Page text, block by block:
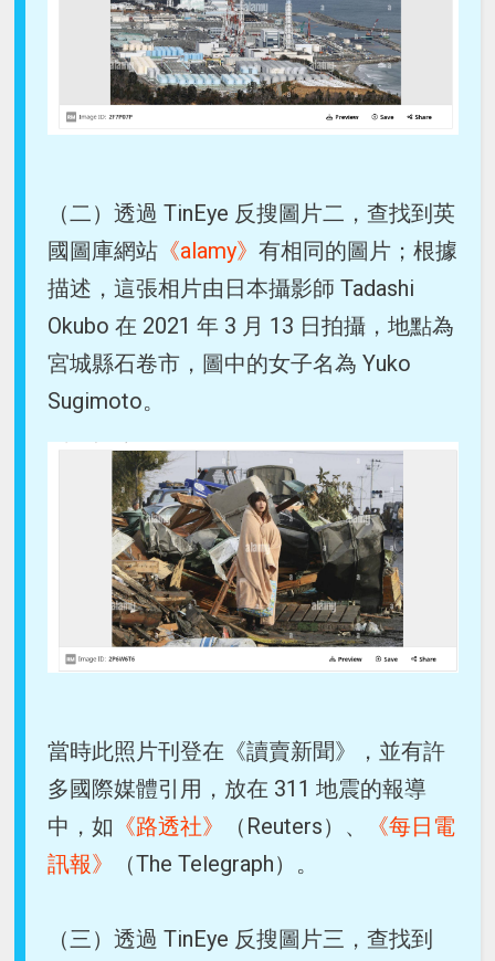
（二）透過 TinEye 反搜圖片二，查找到英
國圖庫網站 《alamy》有相同的圖片；根據
描述，這張相片由日本攝影師 Tadashi
Okubo 在 2021 年 3 月 13 日拍攝，地點為
宮城縣石卷市，圖中的女子名為 Yuko
Sugimoto。
當時此照片刊登在《讀賣新聞》，並有許
多國際媒體引用，放在 311 地震的報導
中，如 《路透社》 （Reuters）、
《每日電
訊報》
（The Telegraph）。
（三）透過 TinEye 反搜圖片三，查找到